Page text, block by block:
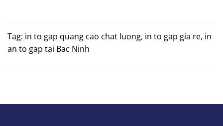
Tag: in to gap quang cao chat luong, in to gap gia re, in
an to gap tại Bac Ninh